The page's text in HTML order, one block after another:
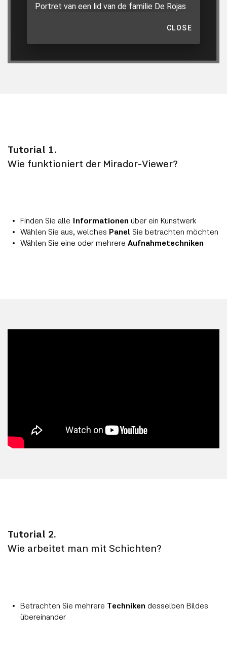
Portret van een lid van de familie De Rojas
Drieluik met Aanbidding der Wijzen
Reliekschrijn van de Heilige Ursula
CLOSE
Tutorial 1.
Wie funktioniert der Mirador-Viewer?
Finden Sie alle Informationen über ein Kunstwerk
Wählen Sie aus, welches Panel Sie betrachten möchten
Wählen Sie eine oder mehrere Aufnahmetechniken
Tutorial 2.
Wie arbeitet man mit Schichten?
Betrachten Sie mehrere Techniken desselben Bildes
übereinander